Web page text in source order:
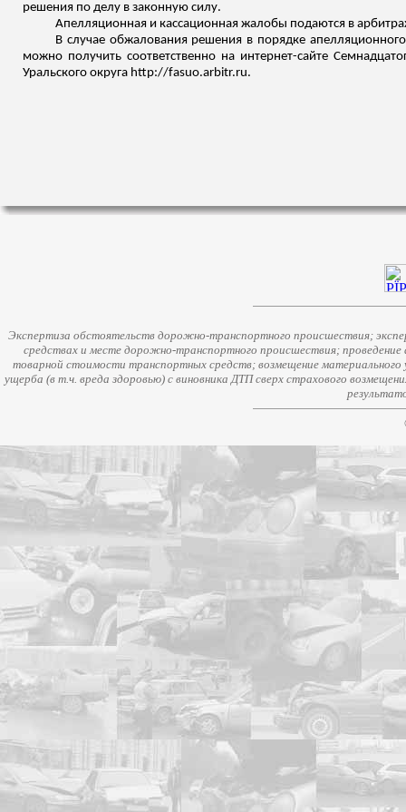
решения по делу в законную силу.
Апелляционная и кассационная жалобы подаются в
В случае обжалования решения в порядке
можно получить соответственно на интернет-сайте
Уральского округа http://fasuo.arbitr.ru.
Экспертиза обстоятельств дорожно-транспортного происшествия;
средствах и месте дорожно-транспортного происшествия;
товарной стоимости транспортных средств; возмещение
ущерба (в т.ч. вреда здоровью) с виновника ДТП сверх страхового